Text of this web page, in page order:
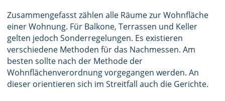
Zusammengefasst zählen alle Räume zur Wohnfläche
einer Wohnung. Für Balkone, Terrassen und Keller
gelten jedoch Sonderregelungen. Es existieren
verschiedene Methoden für das Nachmessen. Am
besten sollte nach der Methode der
Wohnflächenverordnung vorgegangen werden. An
dieser orientieren sich im Streitfall auch die Gerichte.